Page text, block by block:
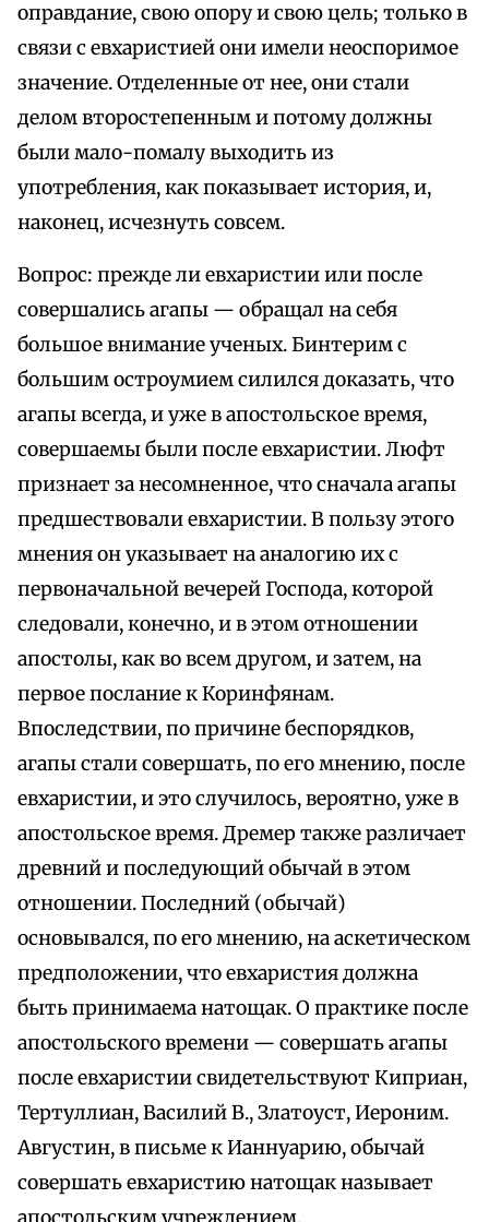
оправдание, свою опору и свою цель; только в
связи с евхаристией они имели неоспоримое
значение. Отделенные от нее, они стали
делом второстепенным и потому должны
были мало-помалу выходить из
употребления, как показывает история, и,
наконец, исчезнуть совсем.
Вопрос: прежде ли евхаристии или после
совершались агапы — обращал на себя
большое внимание ученых. Бинтерим с
большим остроумием силился доказать, что
агапы всегда, и уже в апостольское время,
совершаемы были после евхаристии. Люфт
признает за несомненное, что сначала агапы
предшествовали евхаристии. В пользу этого
мнения он указывает на аналогию их с
первоначальной вечерей Господа, которой
следовали, конечно, и в этом отношении
апостолы, как во всем другом, и затем, на
первое послание к Коринфянам.
Впоследствии, по причине беспорядков,
агапы стали совершать, по его мнению, после
евхаристии, и это случилось, вероятно, уже в
апостольское время. Дремер также различает
древний и последующий обычай в этом
отношении. Последний (обычай)
основывался, по его мнению, на аскетическом
предположении, что евхаристия должна
быть принимаема натощак. О практике после
апостольского времени — совершать агапы
после евхаристии свидетельствуют Киприан,
Тертуллиан, Василий В., Златоуст, Иероним.
Августин, в письме к Ианнуарию, обычай
совершать евхаристию натощак называет